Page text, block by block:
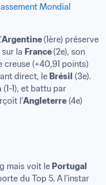
Mondial
Argentine (1ère) préserve
la France (2e), son
creuse (+40,91 points)
direct, le Brésil (3e).
1), et battu par
l’Angleterre (4e)
mais voit le Portugal
du Top 5. A l’instar